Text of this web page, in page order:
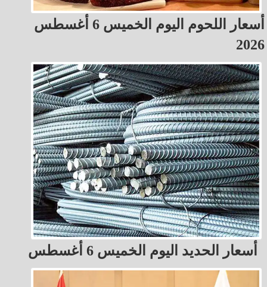
أسعار اللحوم اليوم الخميس 6 أغسطس
2026
أسعار الحديد اليوم الخميس 6 أغسطس